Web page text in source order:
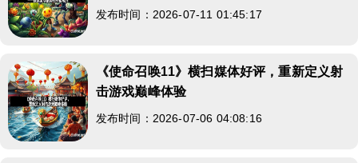
发布时间：2026-07-11 01:45:17
《使命召唤11》横扫媒体好评，重新定义射
击游戏巅峰体验
发布时间：2026-07-06 04:08:16